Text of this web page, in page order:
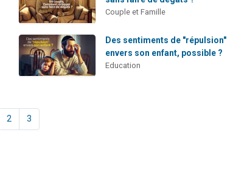
Couple et Famille
Des sentiments de "répulsion"
envers son enfant, possible ?
Education
2 3